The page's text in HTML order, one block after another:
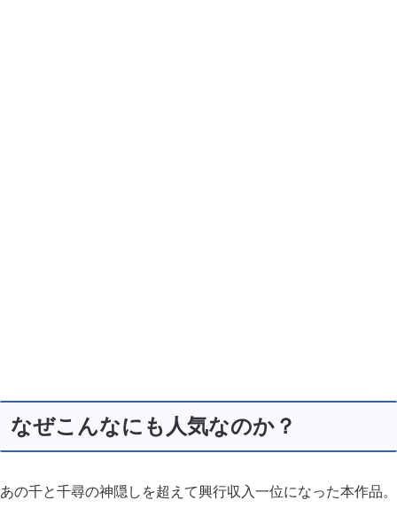
なぜこんなにも人気なのか？
あの千と千尋の神隠しを超えて興行収入一位になった本作品。